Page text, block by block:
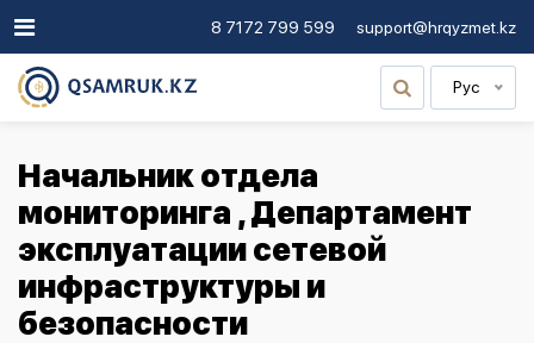
8 7172 799 599 support@hrqyzmet.kz
Рус
Начальник отдела
мониторинга , Департамент
эксплуатации сетевой
инфраструктуры и
безопасности